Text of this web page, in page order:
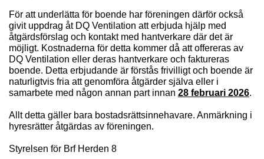
För att underlätta för boende har föreningen därför också
givit uppdrag åt DQ Ventilation att erbjuda hjälp med
åtgärdsförslag och kontakt med hantverkare där det är
möjligt. Kostnaderna för detta kommer då att offereras av
DQ Ventilation eller deras hantverkare och faktureras
boende. Detta erbjudande är förstås frivilligt och boende är
naturligtvis fria att genomföra åtgärder själva eller i
samarbete med någon annan part innan 28 februari 2026.
Allt detta gäller bara bostadsrättsinnehavare. Anmärkning i
hyresrätter åtgärdas av föreningen.
Styrelsen för Brf Herden 8